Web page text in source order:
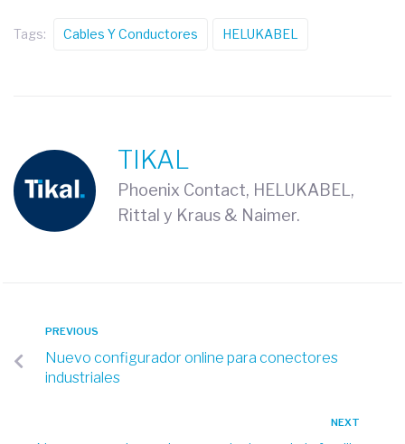
Tags: Cables Y Conductores HELUKABEL
TIKAL
Phoenix Contact, HELUKABEL,
Rittal y Kraus & Naimer.
PREVIOUS
Nuevo configurador online para conectores
industriales
NEXT